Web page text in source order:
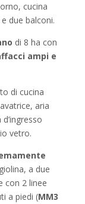
cucina
due balconi.
di 8 ha con
ampi e
di cucina
aria
vetro.
a due
con 2 linee
a piedi (MM3